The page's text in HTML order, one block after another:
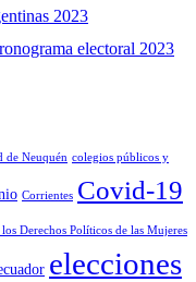
2023
electoral 2023
de Neuquén colegios públicos y
Corrientes Covid-19
Derechos Políticos de las Mujeres
elecciones